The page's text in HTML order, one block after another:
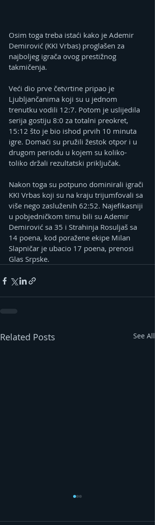
Osim toga treba istaći kako je Ademir
Demirović (KKI Vrbas) proglašen za
najboljeg igrača ovog prestižnog
takmičenja.
Veći dio prve četvrtine pripao je
Ljubljančanima koji su u jednom
trenutku vodili 12:7. Potom je uslijedila
serija gostiju 8:0 za totalni preokret,
15:12 što je bio ishod prvih 10 minuta
igre. Domaći su pružili žestok otpor i u
drugom periodu u kojem su koliko-
toliko držali rezultatski priključak.
Nakon toga su potpuno dominirali igrači
KKI Vrbas koji su na kraju trijumfovali sa
više nego zasluženih 62:52. Najefikasniji
u pobjedničkom timu bili su Ademir
Demirović sa 35 i Strahinja Rosuljaš sa
14 poena, kod poražene ekipe Milan
Slapničar je ubacio 17 poena, prenosi
Glas Srpske.
Related Posts See All